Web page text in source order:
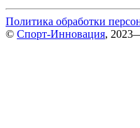
Политика обработки
© Спорт-Инновация,